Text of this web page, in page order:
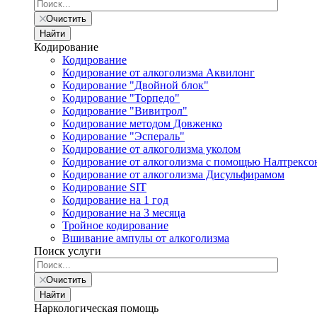
Очистить
Найти
Кодирование
Кодирование
Кодирование от алкоголизма Аквилонг
Кодирование "Двойной блок"
Кодирование "Торпедо"
Кодирование "Вивитрол"
Кодирование методом Довженко
Кодирование "Эспераль"
Кодирование от алкоголизма уколом
Кодирование от алкоголизма с помощью
Кодирование от алкоголизма Дисульфирамом
Кодирование SIT
Кодирование на 1 год
Кодирование на 3 месяца
Тройное кодирование
Вшивание ампулы от алкоголизма
Поиск услуги
Очистить
Найти
Наркологическая помощь